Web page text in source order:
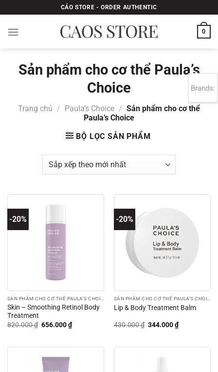
qua
nội
CÁO STORE - ORDER AUTHENTIC
0
Sản phẩm cho cơ thể Paula’s
Choice
Trang chủ / Paula’s Choice / Sản phẩm cho cơ thể
Paula’s Choice
BỘ LỌC SẢN PHẨM
-20%
SẢN PHẨM CHO CƠ THỂ PAULA’S CHOICE
Skin – Smoothing Retinol Body
Treatment
820.000₫ Giá
656.000₫Giá
hiện
656.000 ₫.
-20%
SẢN PHẨM CHO CƠ THỂ PAULA’S CHOICE
Lip & Body Treatment Balm
430.000₫ Giá
344.000₫Giá
hiện
344.000 ₫.
Brands: